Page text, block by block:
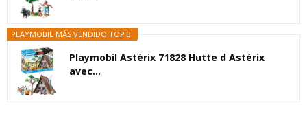
PLAYMOBIL MÁS VENDIDO TOP 3
Playmobil Astérix 71828 Hutte d Astérix
avec...